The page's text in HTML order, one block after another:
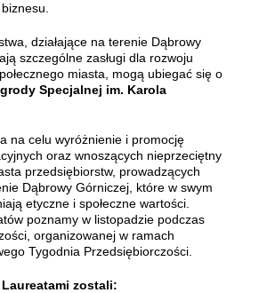
działające na terenie Dąbrowy
szczególne zasługi dla rozwoju
miasta, mogą ubiegać się o
Specjalnej im. Karola
na celu wyróżnienie i promocję
oraz wnoszących nieprzeciętny
przedsiębiorstw, prowadzących
Dąbrowy Górniczej, które w swym
etyczne i społeczne wartości.
poznamy w listopadzie podczas
organizowanej w ramach
Tygodnia Przedsiębiorczości.
zostali: